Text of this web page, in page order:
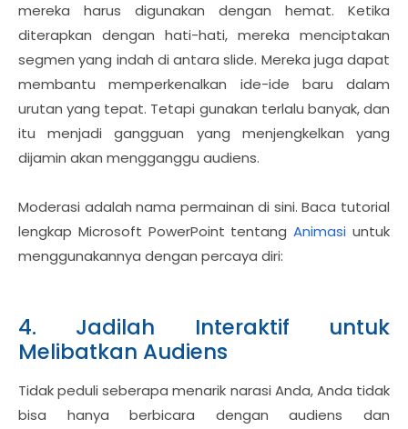
mereka harus digunakan dengan hemat. Ketika
diterapkan dengan hati-hati, mereka menciptakan
segmen yang indah di antara slide. Mereka juga dapat
membantu memperkenalkan ide-ide baru dalam
urutan yang tepat. Tetapi gunakan terlalu banyak, dan
itu menjadi gangguan yang menjengkelkan yang
dijamin akan mengganggu audiens.
Moderasi adalah nama permainan di sini. Baca tutorial
lengkap Microsoft PowerPoint tentangAnimasi untuk
menggunakannya dengan percaya diri:
4. Jadilah Interaktif untuk
Melibatkan Audiens
Tidak peduli seberapa menarik narasi Anda, Anda tidak
bisa hanya berbicara dengan audiens dan